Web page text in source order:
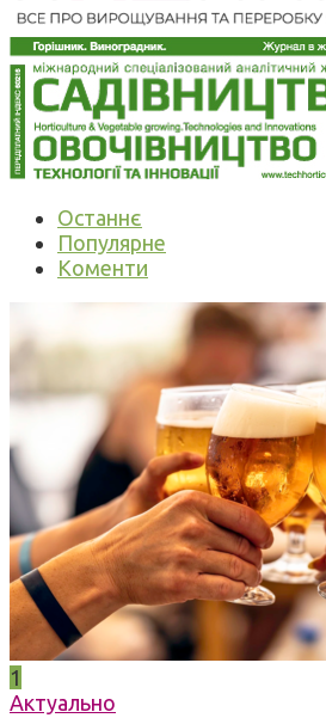
Останнє
Популярне
Коменти
1
Актуально